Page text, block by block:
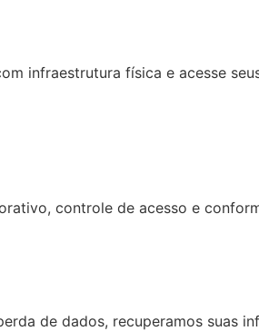
infraestrutura física e acesse
controle de acesso e
de dados, recuperamos suas